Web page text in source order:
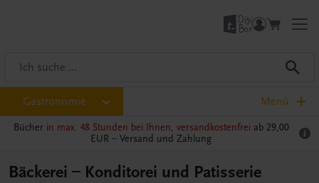
Gastronomie Menü
Bücher in max. 48 Stunden bei Ihnen, versandkostenfrei ab 29,00
EUR – Versand und Zahlung
Bäckerei – Konditorei und Patisserie